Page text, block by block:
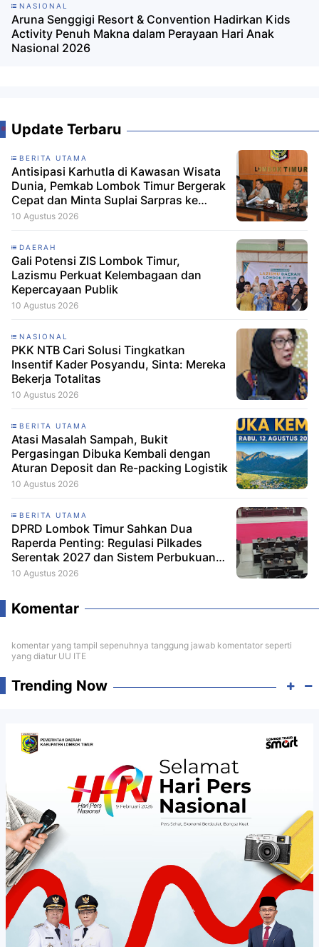
NASIONAL
Aruna Senggigi Resort & Convention Hadirkan Kids
Activity Penuh Makna dalam Perayaan Hari Anak
Nasional 2026
Update Terbaru
BERITA UTAMA
Antisipasi Karhutla di Kawasan Wisata
Dunia, Pemkab Lombok Timur Bergerak
Cepat dan Minta Suplai Sarpras ke
Pusat
10 Agustus 2026
DAERAH
Gali Potensi ZIS Lombok Timur,
Lazismu Perkuat Kelembagaan dan
Kepercayaan Publik
10 Agustus 2026
NASIONAL
PKK NTB Cari Solusi Tingkatkan
Insentif Kader Posyandu, Sinta: Mereka
Bekerja Totalitas
10 Agustus 2026
BERITA UTAMA
Atasi Masalah Sampah, Bukit
Pergasingan Dibuka Kembali dengan
Aturan Deposit dan Re-packing Logistik
10 Agustus 2026
BERITA UTAMA
DPRD Lombok Timur Sahkan Dua
Raperda Penting: Regulasi Pilkades
Serentak 2027 dan Sistem Perbukuan
Resmi Disetujui
10 Agustus 2026
Komentar
komentar yang tampil sepenuhnya tanggung jawab komentator seperti
yang diatur UU ITE
Trending Now